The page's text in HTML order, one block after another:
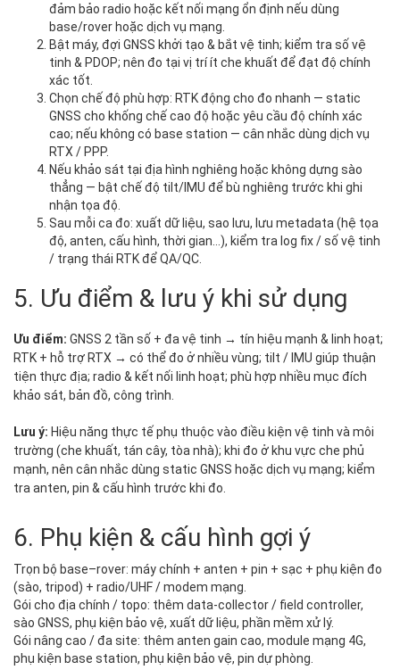
đảm bảo radio hoặc kết nối mạng ổn định nếu dùng
base/rover hoặc dịch vụ mạng.
Bật máy, đợi GNSS khởi tạo & bắt vệ tinh; kiểm tra số vệ
tinh & PDOP; nên đo tại vị trí ít che khuất để đạt độ chính
xác tốt.
Chọn chế độ phù hợp: RTK động cho đo nhanh — static
GNSS cho khống chế cao độ hoặc yêu cầu độ chính xác
cao; nếu không có base station — cân nhắc dùng dịch vụ
RTX / PPP.
Nếu khảo sát tại địa hình nghiêng hoặc không dựng sào
thẳng — bật chế độ tilt/IMU để bù nghiêng trước khi ghi
nhận tọa độ.
Sau mỗi ca đo: xuất dữ liệu, sao lưu, lưu metadata (hệ tọa
độ, anten, cấu hình, thời gian…), kiểm tra log fix / số vệ tinh
/ trạng thái RTK để QA/QC.
5. Ưu điểm & lưu ý khi sử dụng
Ưu điểm: GNSS 2 tần số + đa vệ tinh → tín hiệu mạnh & linh hoạt;
RTK + hỗ trợ RTX → có thể đo ở nhiều vùng; tilt / IMU giúp thuận
tiện thực địa; radio & kết nối linh hoạt; phù hợp nhiều mục đích
khảo sát, bản đồ, công trình.
Lưu ý: Hiệu năng thực tế phụ thuộc vào điều kiện vệ tinh và môi
trường (che khuất, tán cây, tòa nhà); khi đo ở khu vực che phủ
mạnh, nên cân nhắc dùng static GNSS hoặc dịch vụ mạng; kiểm
tra anten, pin & cấu hình trước khi đo.
6. Phụ kiện & cấu hình gợi ý
Trọn bộ base–rover: máy chính + anten + pin + sạc + phụ kiện đo
(sào, tripod) + radio/UHF / modem mạng.
Gói cho địa chính / topo: thêm data‑collector / field controller,
sào GNSS, phụ kiện bảo vệ, xuất dữ liệu, phần mềm xử lý.
Gói nâng cao / đa site: thêm anten gain cao, module mạng 4G,
phụ kiện base station, phụ kiện bảo vệ, pin dự phòng.